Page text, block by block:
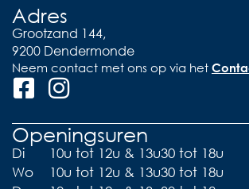
Adres
Grootzand 144,
9200 Dendermonde
Neem contact met ons op via het
Openingsuren
Di
10u tot 12u & 13u30 tot 18u
Wo
10u tot 12u & 13u30 tot 18u